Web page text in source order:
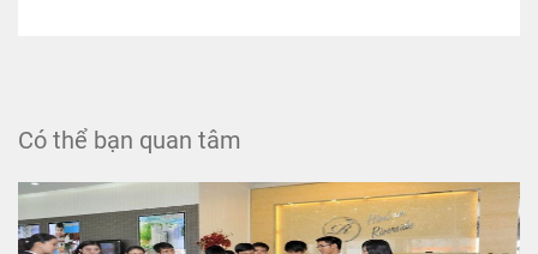
Có thể bạn quan tâm